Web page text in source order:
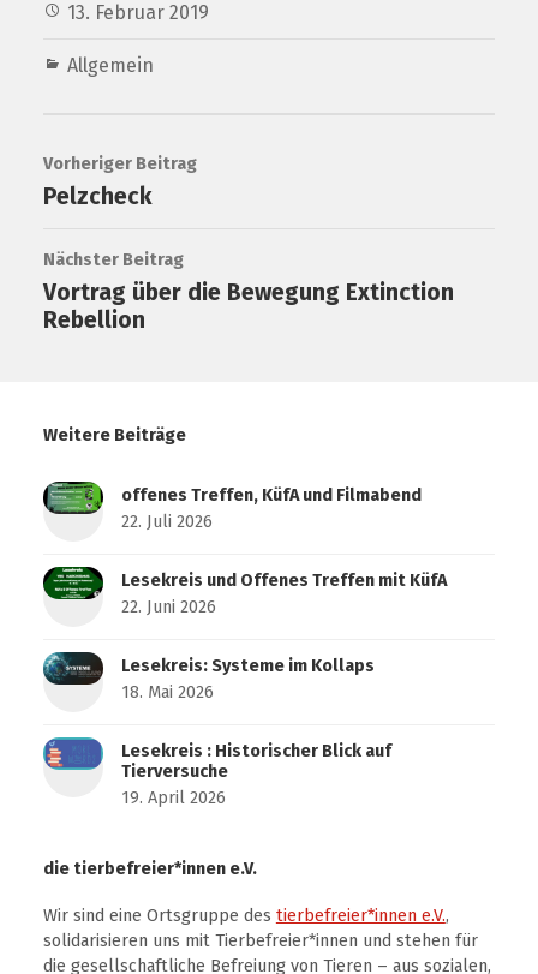
13. Februar 2019
Allgemein
Vorheriger Beitrag
Pelzcheck
Nächster Beitrag
Vortrag über die Bewegung Extinction
Rebellion
Weitere Beiträge
offenes Treffen, KüfA und Filmabend
22. Juli 2026
Lesekreis und Offenes Treffen mit KüfA
22. Juni 2026
Lesekreis: Systeme im Kollaps
18. Mai 2026
Lesekreis : Historischer Blick auf
Tierversuche
19. April 2026
die tierbefreier*innen e.V.
Wir sind eine Ortsgruppe des tierbefreier*innen e.V.,
solidarisieren uns mit Tierbefreier*innen und stehen für
die gesellschaftliche Befreiung von Tieren – aus sozialen,